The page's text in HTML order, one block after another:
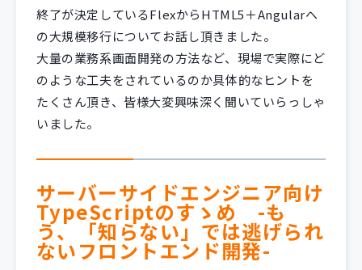
終了が決定しているFlexからHTML5＋Angularへ
の大規模移行についてお話し頂きました。
大量の業務系画面開発の方法など、現場で実際にど
のような工夫をされているのか具体的なヒントを
たくさん頂き、皆様大変興味深く聞いていらっしゃ
いました。
サーバーサイドエンジニア向け
TypeScriptのすゝめ -も
う、「知らない」では逃げられ
ないフロントエンド開発-